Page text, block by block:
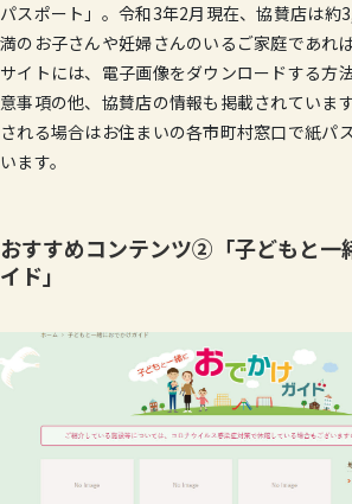
パスポート」。令和3年2月現在、協賛店は約
満のお子さんや妊婦さんのいるご家庭であれ
サイトには、電子画像をダウンロードする方
意事項の他、協賛店の情報も掲載されていま
される場合はお住まいの各市町村窓口で紙パ
います。
おすすめコンテンツ②「子どもと一
イド」